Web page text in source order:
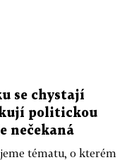
se chystají
politickou
nečekaná
tématu, o kterém